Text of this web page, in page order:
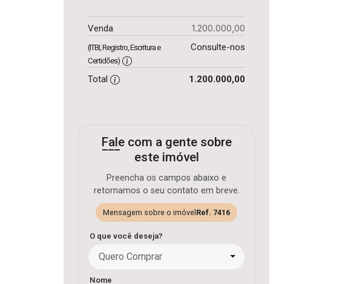
Venda 1.200.000,00
(ITBI, Registro, Escritura e
Certidões)
Consulte-nos
Total 1.200.000,00
Fale com a gente sobre
este imóvel
Preencha os campos abaixo e
retornamos o seu contato em breve.
Mensagem sobre o imóvel Ref. 7416
O que você deseja?
Quero Comprar
Nome